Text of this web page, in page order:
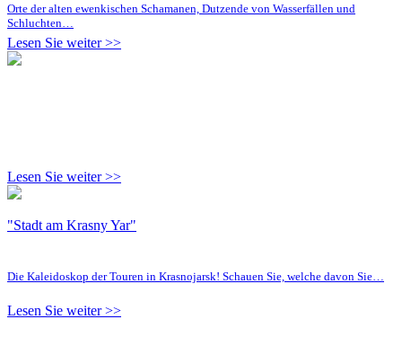
Orte der alten ewenkischen Schamanen, Dutzende von Wasserfällen und
Schluchten…
Lesen Sie weiter >>
Lesen Sie weiter >>
"Stadt am Krasny Yar"
Die Kaleidoskop der Touren in Krasnojarsk! Schauen Sie, welche davon Sie…
Lesen Sie weiter >>